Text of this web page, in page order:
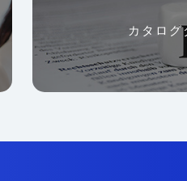
カタログ